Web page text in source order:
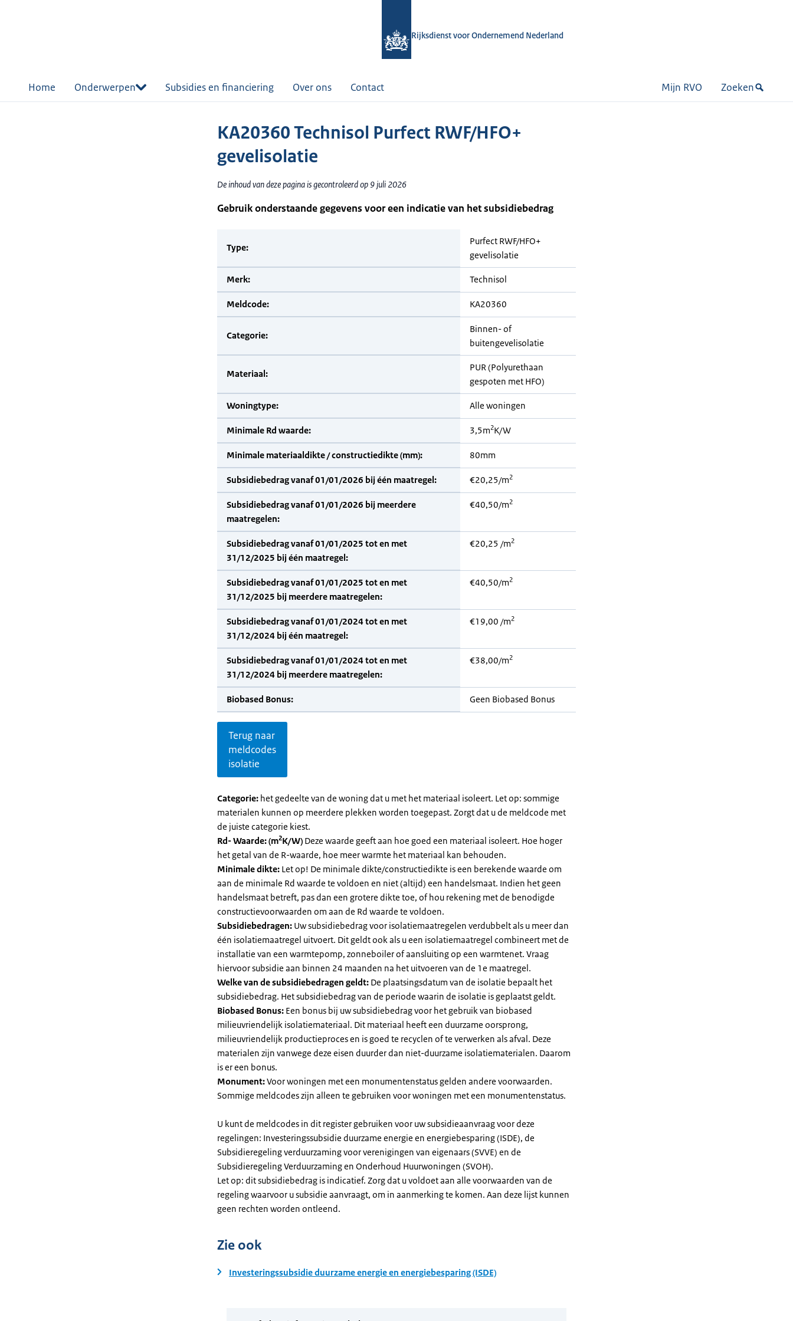
Rijksdienst voor Ondernemend Nederland
Home Onderwerpen Subsidies en financiering Over ons Contact Mijn RVO Zoeken
KA20360 Technisol Purfect RWF/HFO+
gevelisolatie
De inhoud van deze pagina is gecontroleerd op 9 juli 2026
Gebruik onderstaande gegevens voor een indicatie van het subsidiebedrag
Type:
Purfect RWF/HFO+
gevelisolatie
Merk: Technisol
Meldcode: KA20360
Categorie:
Binnen- of
buitengevelisolatie
Materiaal:
PUR (Polyurethaan
gespoten met HFO)
Woningtype: Alle woningen
Minimale Rd waarde: 3,5m2K/W
Minimale materiaaldikte / constructiedikte (mm): 80mm
Subsidiebedrag vanaf 01/01/2026 bij één maatregel: €20,25/m2
Subsidiebedrag vanaf 01/01/2026 bij meerdere
maatregelen:
€40,50/m2
Subsidiebedrag vanaf 01/01/2025 tot en met
31/12/2025 bij één maatregel:
€20,25 /m2
Subsidiebedrag vanaf 01/01/2025 tot en met
31/12/2025 bij meerdere maatregelen:
€40,50/m2
Subsidiebedrag vanaf 01/01/2024 tot en met
31/12/2024 bij één maatregel:
€19,00 /m2
Subsidiebedrag vanaf 01/01/2024 tot en met
31/12/2024 bij meerdere maatregelen:
€38,00/m2
Biobased Bonus: Geen Biobased Bonus
Terug naar
meldcodes
isolatie
Categorie: het gedeelte van de woning dat u met het materiaal isoleert. Let op: sommige
materialen kunnen op meerdere plekken worden toegepast. Zorgt dat u de meldcode met
de juiste categorie kiest.
Rd- Waarde: (m2K/W) Deze waarde geeft aan hoe goed een materiaal isoleert. Hoe hoger
het getal van de R-waarde, hoe meer warmte het materiaal kan behouden.
Minimale dikte: Let op! De minimale dikte/constructiedikte is een berekende waarde om
aan de minimale Rd waarde te voldoen en niet (altijd) een handelsmaat. Indien het geen
handelsmaat betreft, pas dan een grotere dikte toe, of hou rekening met de benodigde
constructievoorwaarden om aan de Rd waarde te voldoen.
Subsidiebedragen: Uw subsidiebedrag voor isolatiemaatregelen verdubbelt als u meer dan
één isolatiemaatregel uitvoert. Dit geldt ook als u een isolatiemaatregel combineert met de
installatie van een warmtepomp, zonneboiler of aansluiting op een warmtenet. Vraag
hiervoor subsidie aan binnen 24 maanden na het uitvoeren van de 1e maatregel.
Welke van de subsidiebedragen geldt: De plaatsingsdatum van de isolatie bepaalt het
subsidiebedrag. Het subsidiebedrag van de periode waarin de isolatie is geplaatst geldt.
Biobased Bonus: Een bonus bij uw subsidiebedrag voor het gebruik van biobased
milieuvriendelijk isolatiemateriaal. Dit materiaal heeft een duurzame oorsprong,
milieuvriendelijk productieproces en is goed te recyclen of te verwerken als afval. Deze
materialen zijn vanwege deze eisen duurder dan niet-duurzame isolatiematerialen. Daarom
is er een bonus.
Monument:Voor woningen met een monumentenstatus gelden andere voorwaarden.
Sommige meldcodes zijn alleen te gebruiken voor woningen met een monumentenstatus.
U kunt de meldcodes in dit register gebruiken voor uw subsidieaanvraag voor deze
regelingen: Investeringssubsidie duurzame energie en energiebesparing (ISDE), de
Subsidieregeling verduurzaming voor verenigingen van eigenaars (SVVE) en de
Subsidieregeling Verduurzaming en Onderhoud Huurwoningen (SVOH).
Let op: dit subsidiebedrag is indicatief. Zorg dat u voldoet aan alle voorwaarden van de
regeling waarvoor u subsidie aanvraagt, om in aanmerking te komen. Aan deze lijst kunnen
geen rechten worden ontleend.
Zie ook
Investeringssubsidie duurzame energie en energiebesparing (ISDE)